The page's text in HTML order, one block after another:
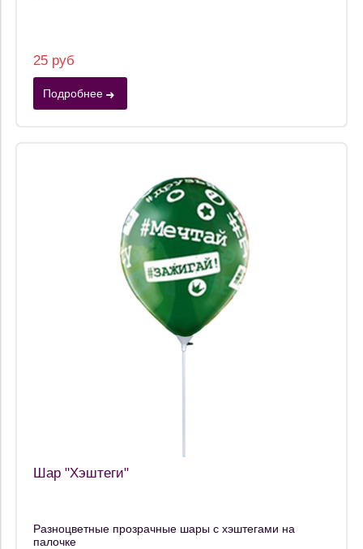
25 руб
Подробнее
Шар "Хэштеги"
Разноцветные прозрачные шары с хэштегами на
палочке